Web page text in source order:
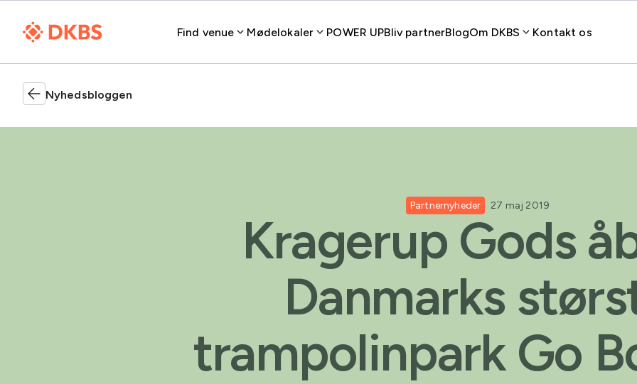
Find venue Mødelokaler POWER UPBliv partnerBlogOm DKBS Kontakt os
Nyhedsbloggen
Partnernyheder 27 maj 2019
Kragerup Gods
Danmarks
trampolinpark Go